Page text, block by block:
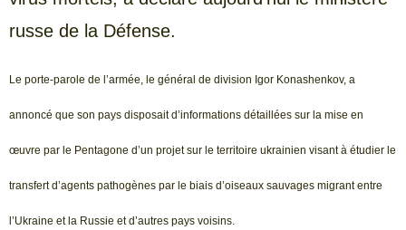
russe de la Défense.
Le porte-parole de l’armée, le général de division Igor Konashenkov, a
annoncé que son pays disposait d’informations détaillées sur la mise en
œuvre par le Pentagone d’un projet sur le territoire ukrainien visant à étudier le
transfert d’agents pathogènes par le biais d’oiseaux sauvages migrant entre
l’Ukraine et la Russie et d’autres pays voisins.